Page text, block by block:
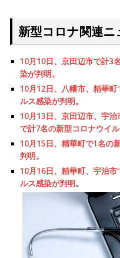
新型コロナ関連ニ
10月10日、京田辺市で計3
染が判明。
10月12日、八幡市、精華
ルス感染が判明。
10月13日、京田辺市、宇
で計7名の新型コロナウイル
10月15日、精華町で1名の
判明。
10月16日、精華町、宇治
ルス感染が判明。